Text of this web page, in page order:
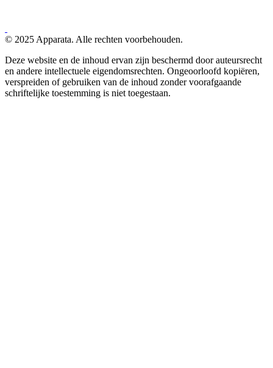
© 2025 Apparata. Alle rechten voorbehouden.
Deze website en de inhoud ervan zijn beschermd door auteursrecht
en andere intellectuele eigendomsrechten. Ongeoorloofd kopiëren,
verspreiden of gebruiken van de inhoud zonder voorafgaande
schriftelijke toestemming is niet toegestaan.